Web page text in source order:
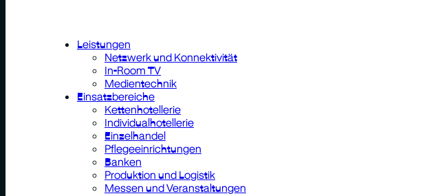
Leistungen
Netzwerk und Konnektivität
In-Room TV
Medientechnik
Einsatzbereiche
Kettenhotellerie
Individualhotellerie
Einzelhandel
Pflegeeinrichtungen
Banken
Produktion und Logistik
Messen und Veranstaltungen